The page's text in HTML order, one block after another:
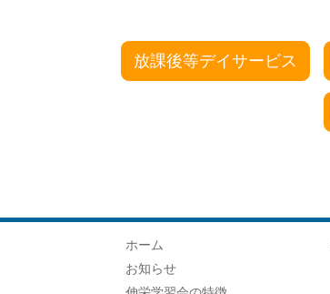
放課後等デイサービス
ホーム
お知らせ